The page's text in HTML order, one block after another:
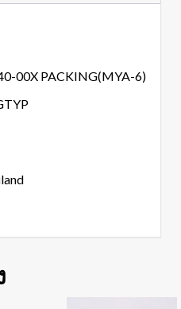
00X PACKING(MYA-6)